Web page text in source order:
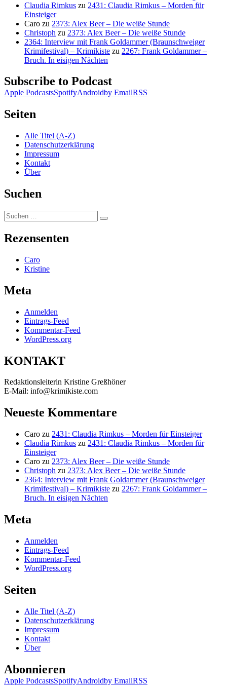
Claudia Rimkus zu 2431: Claudia Rimkus – Morden für
Einsteiger
Caro zu 2373: Alex Beer – Die weiße Stunde
Christoph zu 2373: Alex Beer – Die weiße Stunde
2364: Interview mit Frank Goldammer (Braunschweiger
Krimifestival) – Krimikiste zu 2267: Frank Goldammer –
Bruch. In eisigen Nächten
Subscribe to Podcast
Apple PodcastsSpotifyAndroidby EmailRSS
Seiten
Alle Titel (A-Z)
Datenschutzerklärung
Impressum
Kontakt
Über
Suchen
Suchen
nach:
Suchen
Rezensenten
Caro
Kristine
Meta
Anmelden
Eintrags-Feed
Kommentar-Feed
WordPress.org
KONTAKT
Redaktionsleiterin Kristine Greßhöner
E-Mail: info@krimikiste.com
Neueste Kommentare
Caro zu 2431: Claudia Rimkus – Morden für Einsteiger
Claudia Rimkus zu 2431: Claudia Rimkus – Morden für
Einsteiger
Caro zu 2373: Alex Beer – Die weiße Stunde
Christoph zu 2373: Alex Beer – Die weiße Stunde
2364: Interview mit Frank Goldammer (Braunschweiger
Krimifestival) – Krimikiste zu 2267: Frank Goldammer –
Bruch. In eisigen Nächten
Meta
Anmelden
Eintrags-Feed
Kommentar-Feed
WordPress.org
Seiten
Alle Titel (A-Z)
Datenschutzerklärung
Impressum
Kontakt
Über
Abonnieren
Apple PodcastsSpotifyAndroidby EmailRSS